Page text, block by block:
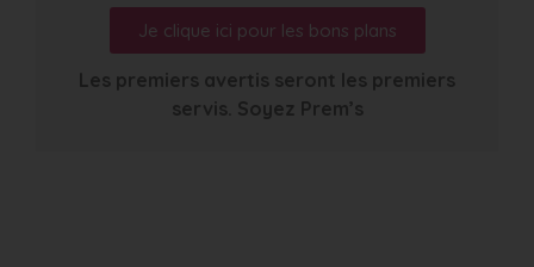
Je clique ici pour les bons plans
Les premiers avertis seront les premiers
servis. Soyez Prem’s